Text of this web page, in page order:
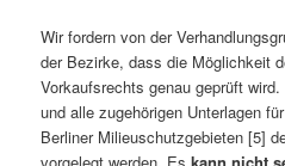
Wir fordern von der
der Bezirke, dass die Möglichkeit
Vorkaufsrechts genau geprüft
und alle zugehörigen Unterlagen
Berliner Milieuschutzgebieten [5]